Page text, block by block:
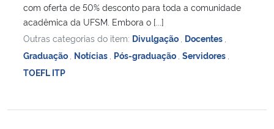
com oferta de 50% desconto para toda a comunidade
acadêmica da UFSM. Embora o [...]
Outras categorias do item: Divulgação Docentes
Graduação Notícias Pós-graduação Servidores
TOEFL ITP